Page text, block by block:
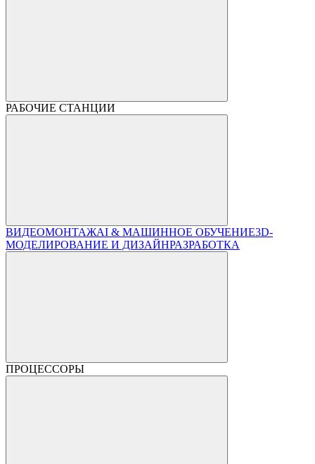
РАБОЧИЕ СТАНЦИИ
ВИДЕОМОНТАЖAI & МАШИННОЕ ОБУЧЕНИЕ3D-
МОДЕЛИРОВАНИЕ И ДИЗАЙНРАЗРАБОТКА
ПРОЦЕССОРЫ